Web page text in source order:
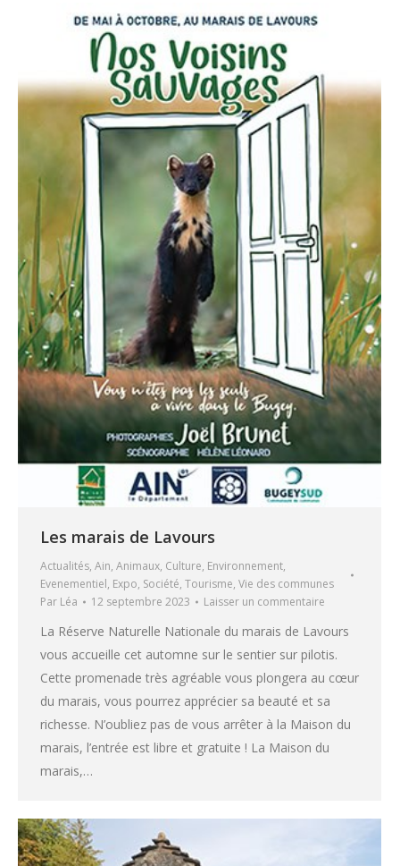
Les marais de Lavours
Actualités, Ain, Animaux, Culture, Environnement,
Evenementiel, Expo, Société, Tourisme, Vie des communes
Par Léa 12 septembre 2023 Laisser un commentaire
La Réserve Naturelle Nationale du marais de Lavours
vous accueille cet automne sur le sentier sur pilotis.
Cette promenade très agréable vous plongera au cœur
du marais, vous pourrez apprécier sa beauté et sa
richesse. N’oubliez pas de vous arrêter à la Maison du
marais, l’entrée est libre et gratuite ! La Maison du
marais,…